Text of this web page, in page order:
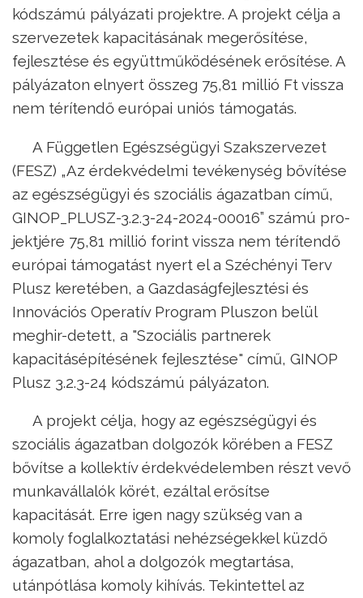
kódszámú pályázati projektre. A projekt célja a
szervezetek kapacitásának megerősítése,
fejlesztése és együttműködésének erősítése. A
pályázaton elnyert összeg 75,81 millió Ft vissza
nem térítendő európai uniós támogatás.
A Független Egészségügyi Szakszervezet
(FESZ) „Az érdekvédelmi tevékenység bővítése
az egészségügyi és szociális ágazatban című,
GINOP_PLUSZ-3.2.3-24-2024-00016” számú pro-
jektjére 75,81 millió forint vissza nem térítendő
európai támogatást nyert el a Széchényi Terv
Plusz keretében, a Gazdaságfejlesztési és
Innovációs Operatív Program Pluszon belül
meghir-detett, a "Szociális partnerek
kapacitásépítésének fejlesztése" című, GINOP
Plusz 3.2.3-24 kódszámú pályázaton.
A projekt célja, hogy az egészségügyi és
szociális ágazatban dolgozók körében a FESZ
bővítse a kollektív érdekvédelemben részt vevő
munkavállalók körét, ezáltal erősítse
kapacitását. Erre igen nagy szükség van a
komoly foglalkoztatási nehézségekkel küzdő
ágazatban, ahol a dolgozók megtartása,
utánpótlása komoly kihívás. Tekintettel az